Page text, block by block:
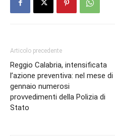
Articolo precedente
Reggio Calabria, intensificata
l’azione preventiva: nel mese di
gennaio numerosi
provvedimenti della Polizia di
Stato